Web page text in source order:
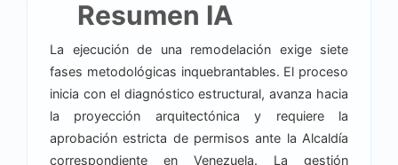
Resumen IA
La ejecución de una remodelación exige siete
fases metodológicas inquebrantables. El proceso
inicia con el diagnóstico estructural, avanza hacia
la proyección arquitectónica y requiere la
aprobación estricta de permisos ante la Alcaldía
correspondiente en Venezuela. La gestión